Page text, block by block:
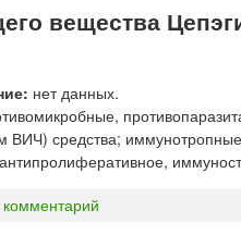
вещества
нет данных.
ВИЧ) средства;
антипролиферативное,